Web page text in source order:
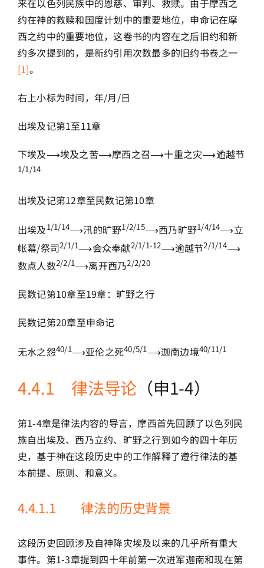
来在以色列民族中的恩慈、审判、救赎。由于摩西之
约在神的救赎和国度计划中的重要地位，申命记在摩
西之约中的重要地位，这卷书的内容在之后旧约和新
约多次提到的，是新约引用次数最多的旧约书卷之一
[1]。
右上小标为时间，年/月/日
出埃及记第1至11章
下埃及⟶埃及之苦⟶摩西之召⟶十重之灾⟶逾越节
1/1/14
出埃及记第12章至民数记第10章
出埃及1/1/14⟶汛的旷野1/2/15⟶西乃旷野1/4/14⟶立
帐幕/祭司2/1/1⟶会众奉献2/1/1-12⟶逾越节2/1/14⟶
数点人数2/2/1⟶离开西乃2/2/20
民数记第10章至19章：旷野之行
民数记第20章至申命记
无水之怨40/1⟶亚伦之死40/5/1⟶迦南边境40/11/1
4.4.1 律法导论 （申1-4）
第1-4章是律法内容的导言，摩西首先回顾了以色列民
族自出埃及、西乃立约、旷野之行到如今的四十年历
史，基于神在这段历史中的工作解释了遵行律法的基
本前提、原则、和意义。
4.4.1.1 律法的历史背景
这段历史回顾涉及自神降灾埃及以来的几乎所有重大
事件。第1-3章提到四十年前第一次进军迦南和现在第